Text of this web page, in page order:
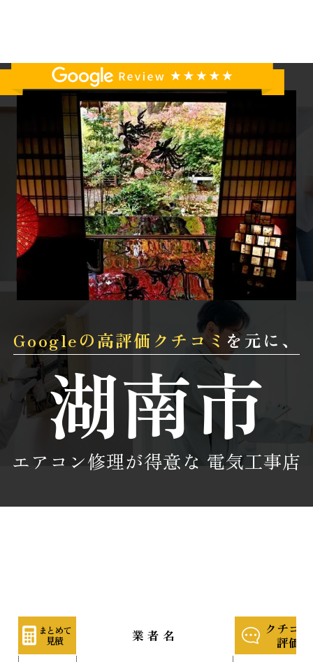
Googleの高評価 クチコミ を元に、
湖南市
エアコン修理が得意な 電気工事店
まとめて
見積 業者名
クチコミ
評価